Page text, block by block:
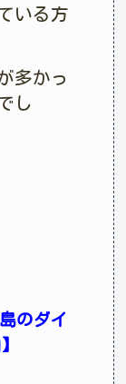
いる方
多かっ
し
のダイ